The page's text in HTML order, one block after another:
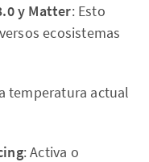
y Matter: Esto
ecosistemas
temperatura actual
: Activa o